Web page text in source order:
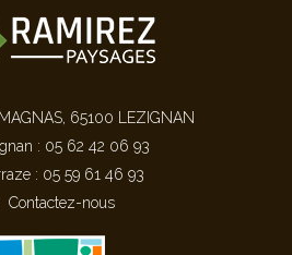
65100 LEZIGNAN
: 05 62 42 06 93
: 05 59 61 46 93
Contactez-nous